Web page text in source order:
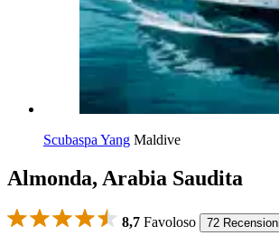
Scubaspa Yang Maldive
Almonda, Arabia Saudita
8,7 Favoloso 72